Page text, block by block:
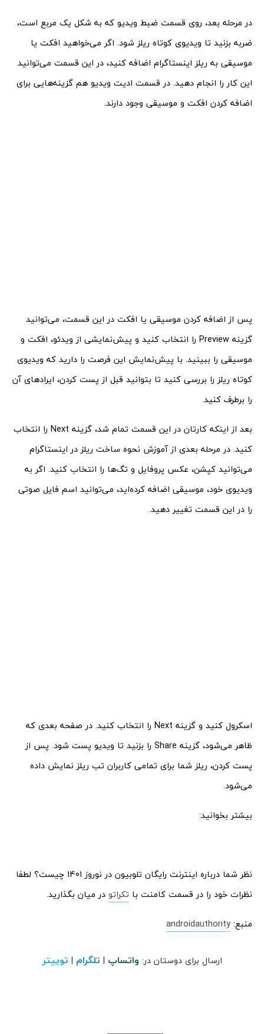
در مرحله بعد، روی قسمت ضبط ویدیو که به شکل یک مربع است،
ضربه بزنید تا ویدیوی کوتاه ریلز شود. اگر می‌خواهید افکت یا
موسیقی به ریلز اینستاگرام اضافه کنید، در این قسمت می‌توانید
این کار را انجام دهید. در قسمت ادیت ویدیو هم گزینه‌هایی برای
اضافه کردن افکت و موسیقی وجود دارند.
پس از اضافه کردن موسیقی یا افکت در این قسمت، می‌توانید
گزینه Preview را انتخاب کنید و پیش‌نمایشی از ویدئو، افکت و
موسیقی را ببینید. با پیش‌نمایش این فرصت را دارید که ویدیوی
کوتاه ریلز را بررسی کنید تا بتوانید قبل از پست کردن، ایرادهای آن
را برطرف کنید.
بعد از اینکه کارتان در این قسمت تمام شد، گزینه Next را انتخاب
کنید. در مرحله بعدی از آموزش نحوه ساخت ریلز در اینستاگرام
می‌توانید کپشن، عکس پروفایل و تگ‌ها را انتخاب کنید. اگر به
ویدیوی خود،‌ موسیقی اضافه کرده‌اید، می‌توانید اسم فایل صوتی
را در این قسمت تغییر دهید.
اسکرول کنید و گزینه Next را انتخاب کنید. در صفحه بعدی که
ظاهر می‌شود، گزینه Share را بزنید تا ویدیو پست شود. پس از
پست کردن، ریلز شما برای تمامی کاربران تب ریلز نمایش داده
می‌شود.
بیشتر بخوانید:
نظر شما درباره اینترنت رایگان تلوبیون در نوروز 1401 چیست؟ لطفا
نظرات خود را در قسمت کامنت با تکراتو در میان بگذارید.
منبع: androidauthority
ارسال برای دوستان در: واتساپ | تلگرام | توییتر